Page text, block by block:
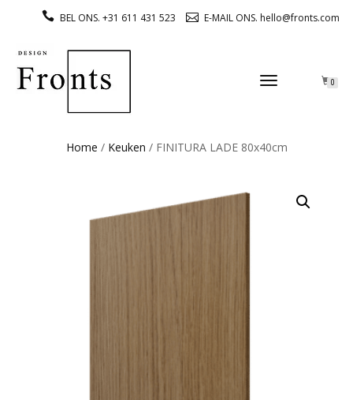
BEL ONS. +31 611 431 523 E-MAIL ONS. hello@fronts.com
TOGGLE
0
Home / Keuken / FINITURA LADE 80x40cm